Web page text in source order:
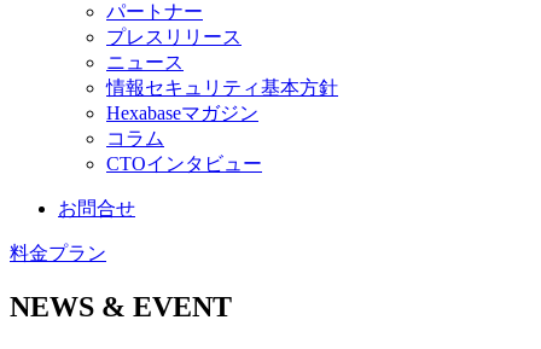
パートナー
プレスリリース
ニュース
情報セキュリティ基本方針
Hexabaseマガジン
コラム
CTOインタビュー
お問合せ
料金プラン
NEWS & EVENT